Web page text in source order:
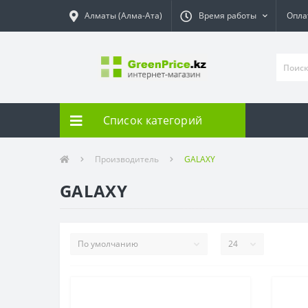
Алматы (Алма-Ата) Время работы
Список категорий
Производитель GALAXY
GALAXY